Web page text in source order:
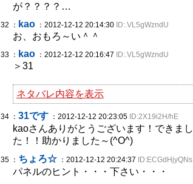
が？？？？…
32 ： kao ：2012-12-12 20:14:30 ID:.VL5gWzndU
お、おもろ～い＾＾
33 ： kao ：2012-12-12 20:16:47 ID:.VL5gWzndU
＞31
ネタバレ内容を表示
34 ： 31です ：2012-12-12 20:23:05 ID:2X19i2H/hE
kaoさんありがとうございます！できまし
た！！助かりました～(^O^)
35 ： ちょろ☆ ：2012-12-12 20:24:37 ID:ECGdHjyQNs
パネルのヒント・・・下さい・・・